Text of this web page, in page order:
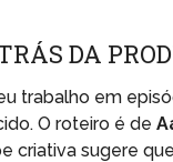
DA
trabalho em
O roteiro é de
criativa sugere